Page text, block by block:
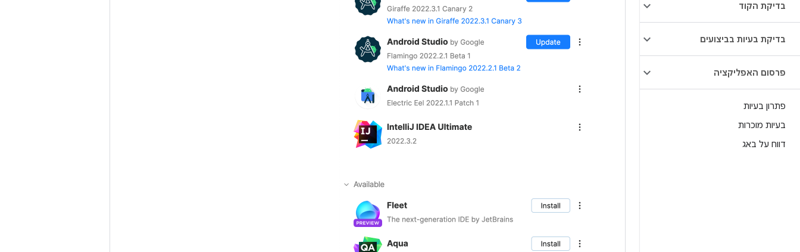
בדיקת הקוד
בדיקת בעיות בביצועים
פרסום האפליקציה
פתרון בעיות
בעיות מוכרות
דווח על באג